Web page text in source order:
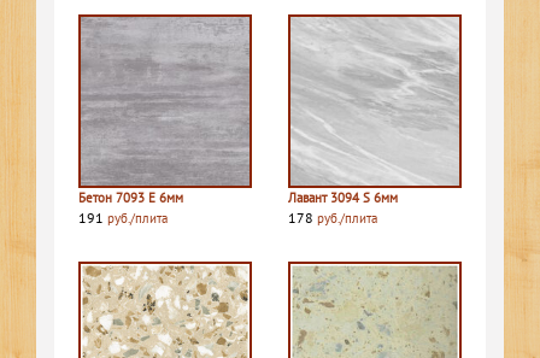
Бетон 7093 E 6мм
191 руб./плита
Лавант 3094 S 6мм
178 руб./плита